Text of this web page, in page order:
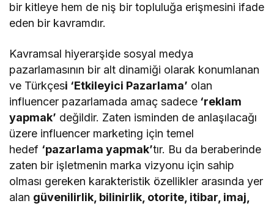
bir kitleye hem de niş bir topluluğa erişmesini ifade
eden bir kavramdır.
Kavramsal hiyerarşide sosyal medya
pazarlamasının bir alt dinamiği olarak konumlanan
ve Türkçesi ‘Etkileyici Pazarlama’ olan
influencer pazarlamada amaç sadece ‘reklam
yapmak’ değildir. Zaten isminden de anlaşılacağı
üzere influencer marketing için temel
hedef ‘pazarlama yapmak’tır. Bu da beraberinde
zaten bir işletmenin marka vizyonu için sahip
olması gereken karakteristik özellikler arasında yer
alan güvenilirlik, bilinirlik, otorite, itibar, imaj,